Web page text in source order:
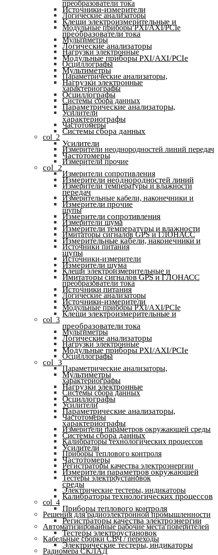
преобразователи тока
Логические анализаторы
Модульные приборы PXI/AXI/PCIe
Мультиметры
Нагрузки электронные
Осциллографы
Параметрические анализаторы,
характериографы
Системы сбора данных
Усилители
Частотомеры
col_2
Измерители неоднородностей линий передач
Измерители прочие
Измерители сопротивления
Измерители температуры и влажности
Измерительные кабели, наконечники и
щупы
Измерители шума
Имитаторы сигналов GPS и ГЛОНАСС
Источники питания
Источники-измерители
Клещи электроизмерительные и
преобразователи тока
Логические анализаторы
Модульные приборы PXI/AXI/PCIe
col_3
Мультиметры
Нагрузки электронные
Осциллографы
Параметрические анализаторы,
характериографы
Системы сбора данных
Усилители
Частотомеры
Измерители параметров окружающей среды
Калибраторы технологических процессов
Приборы теплового контроля
Регистраторы качества электроэнергии
Тестеры электроустановок
Электрические тестеры, индикаторы
col_4
Решения для радиоэлектронной промышленности
Автоматизированные рабочие места поверителей
Кабельные сборки СВЧ / переходы
Радиомера СКЛАД
Источники-измерители
Клещи электроизмерительные и
преобразователи тока
Логические анализаторы
Модульные приборы PXI/AXI/PCIe
Мультиметры
Нагрузки электронные
Осциллографы
Параметрические анализаторы,
характериографы
Системы сбора данных
Усилители
Частотомеры
col_2
Измерители неоднородностей линий
передач
Измерители прочие
Измерители сопротивления
Измерители температуры и влажности
Измерительные кабели, наконечники и
щупы
Измерители шума
Имитаторы сигналов GPS и ГЛОНАСС
Источники питания
Источники-измерители
Клещи электроизмерительные и
преобразователи тока
Логические анализаторы
Модульные приборы PXI/AXI/PCIe
col_3
Мультиметры
Нагрузки электронные
Осциллографы
Параметрические анализаторы,
характериографы
Системы сбора данных
Усилители
Частотомеры
Измерители параметров окружающей
среды
Калибраторы технологических процессов
Приборы теплового контроля
Регистраторы качества электроэнергии
Тестеры электроустановок
Электрические тестеры, индикаторы